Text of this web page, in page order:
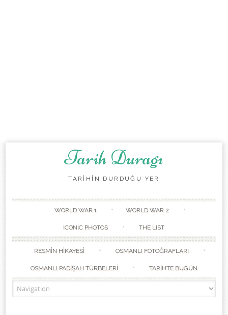
Tarih Duragı
TARİHİN DURDUĞU YER
WORLD WAR 1 WORLD WAR 2
ICONIC PHOTOS THE LIST
RESMİN HİKAYESİ OSMANLI FOTOĞRAFLARI
OSMANLI PADİŞAH TÜRBELERİ TARİHTE BUGÜN